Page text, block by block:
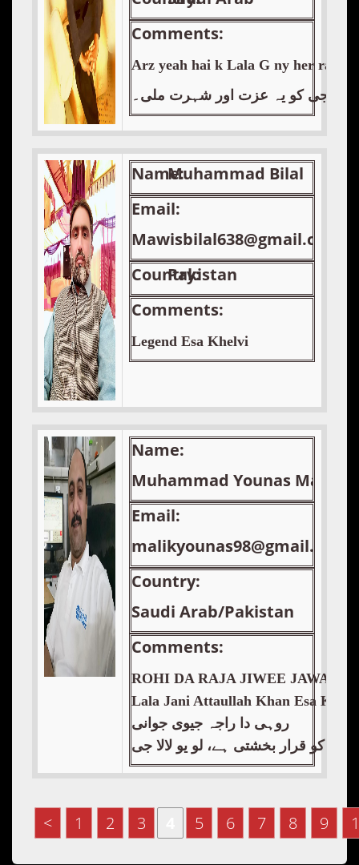
Comments:
Arz yeah hai k Lala G ny her rang
لالا جی کو یہ عزت اور شہرت ملی۔
Name:Muhammad Bilal
Email:
Mawisbilal638@gmail.com
Country:Pakistan
Comments:
Legend Esa Khelvi
Name:
Muhammad Younas Malik
Email:
malikyounas98@gmail.com
Country:
Saudi Arab/Pakistan
Comments:
ROHI DA RAJA JIWEE JAWANI
Lala Jani Attaullah Khan Esa
روہی دا راجہ جیوی جوانی
کو قرار بخشتی ہے، لو یو لالا جی
< 1 2 3 5 6 7 8 9